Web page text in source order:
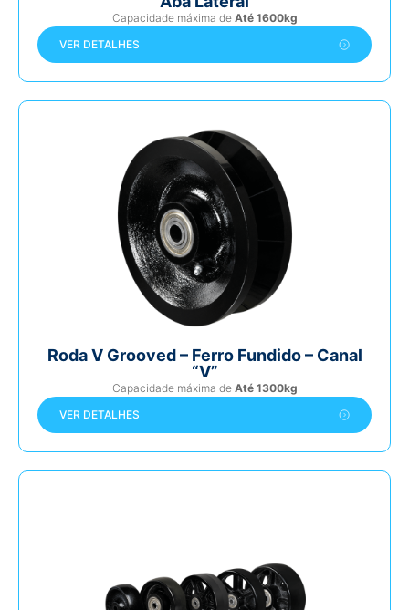
Capacidade máxima de Até 1600kg
VER DETALHES
Roda V Grooved – Ferro Fundido – Canal
“V”
Capacidade máxima de Até 1300kg
VER DETALHES